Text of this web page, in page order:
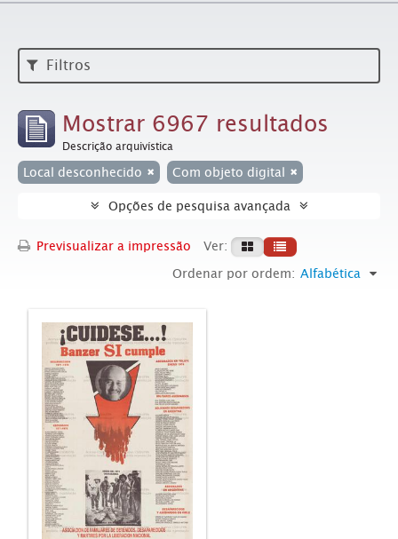
Filtros
Mostrar 6967 resultados
Descrição arquivística
Local desconhecido Com objeto digital
Opções de pesquisa avançada
Previsualizar a impressão
Ver:
Ordenar por ordem: Alfabética